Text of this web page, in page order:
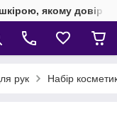
якому
рук Набір